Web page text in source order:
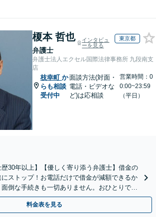
榎本 哲也
弁護士
インタビュ
ーを見る
東京都
弁護士法人エクセル国際法律事務所 九段南支
店
枝幸町 か
らも相談
受付中
面談方法(対面・
電話・ビデオな
ど)は応相談
営業時間：0
0:00~23:59
（平日）
歴30年以上】【優しく寄り添う弁護士】借金の
ストップ！お電話だけで借金が減額できるか
倒な手続きも一切ありません。おひとりで悩
ださい。【電話相談可】
料金表を見る